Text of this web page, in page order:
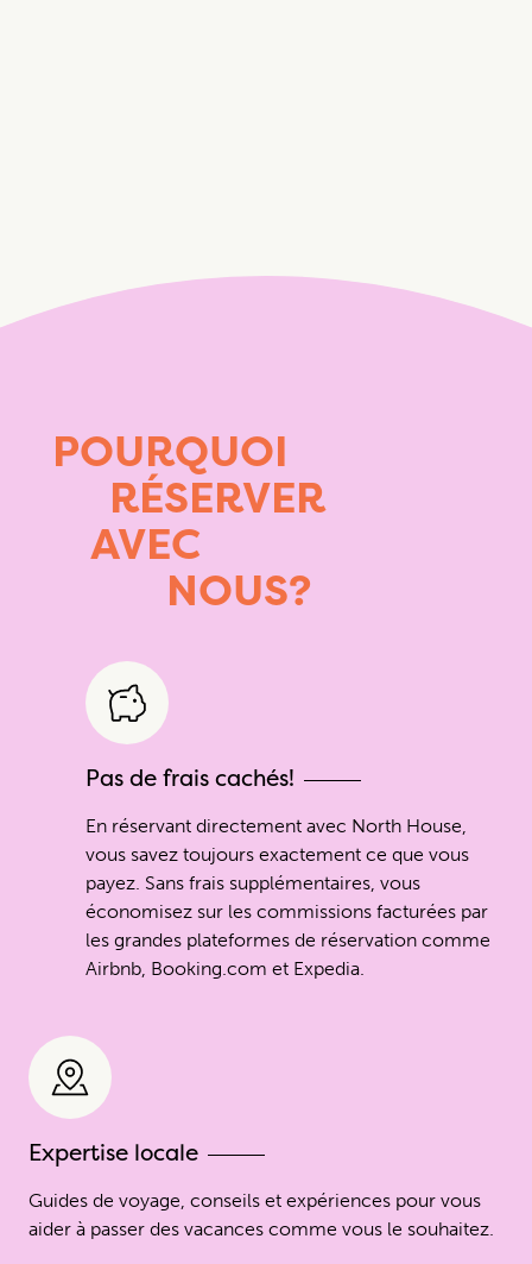
POURQUOI
RÉSERVER
AVEC
NOUS?
Pas de frais cachés!
En réservant directement avec North House,
vous savez toujours exactement ce que vous
payez. Sans frais supplémentaires, vous
économisez sur les commissions facturées par
les grandes plateformes de réservation comme
Airbnb, Booking.com et Expedia.
Expertise locale
Guides de voyage, conseils et expériences pour vous
aider à passer des vacances comme vous le souhaitez.